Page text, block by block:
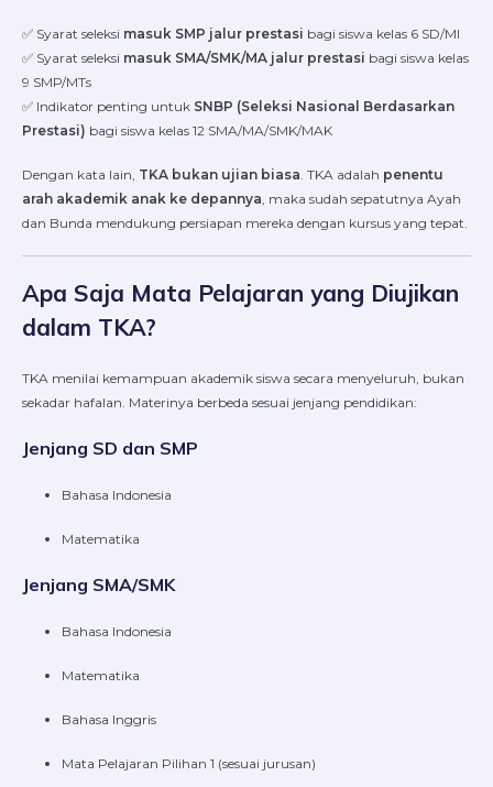
✅ Syarat seleksi masuk SMP jalur prestasi bagi siswa kelas 6 SD/MI
✅ Syarat seleksi masuk SMA/SMK/MA jalur prestasi bagi siswa kelas
9 SMP/MTs
✅ Indikator penting untuk SNBP (Seleksi Nasional Berdasarkan
Prestasi) bagi siswa kelas 12 SMA/MA/SMK/MAK
Dengan kata lain, TKA bukan ujian biasa . TKA adalah penentu
arah akademik anak ke depannya , maka sudah sepatutnya Ayah
dan Bunda mendukung persiapan mereka dengan kursus yang tepat.
Apa Saja Mata Pelajaran yang Diujikan
dalam TKA?
TKA menilai kemampuan akademik siswa secara menyeluruh, bukan
sekadar hafalan. Materinya berbeda sesuai jenjang pendidikan:
Jenjang SD dan SMP
Bahasa Indonesia
Matematika
Jenjang SMA/SMK
Bahasa Indonesia
Matematika
Bahasa Inggris
Mata Pelajaran Pilihan 1 (sesuai jurusan)